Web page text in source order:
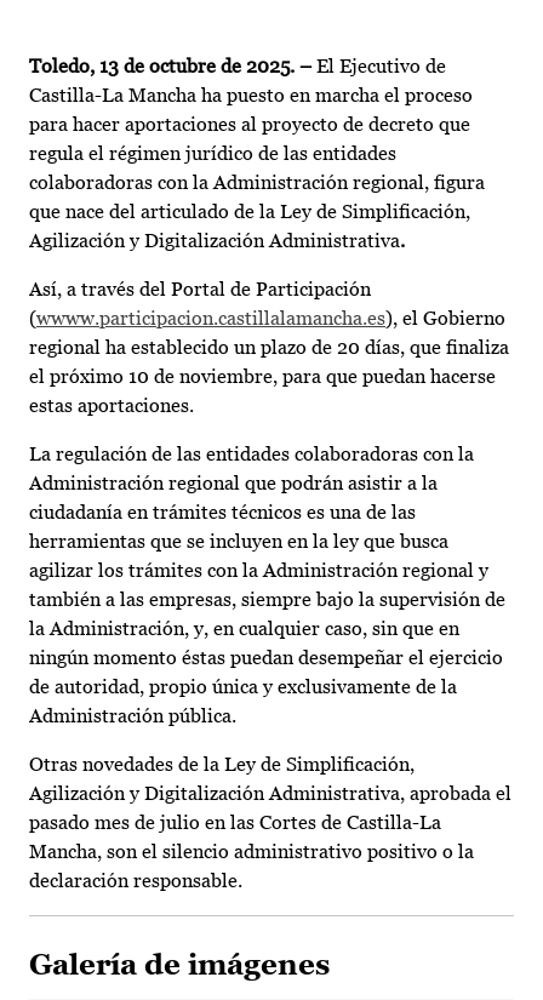
Toledo, 13 de octubre de 2025. –El Ejecutivo de
Castilla-La Mancha ha puesto en marcha el proceso
para hacer aportaciones al proyecto de decreto que
regula el régimen jurídico de las entidades
colaboradoras con la Administración regional, figura
que nace del articulado de la Ley de Simplificación,
Agilización y Digitalización Administrativa.
Así, a través del Portal de Participación
(wwww.participacion.castillalamancha.es), el Gobierno
regional ha establecido un plazo de 20 días, que finaliza
el próximo 10 de noviembre, para que puedan hacerse
estas aportaciones.
La regulación de las entidades colaboradoras con la
Administración regional que podrán asistir a la
ciudadanía en trámites técnicos es una de las
herramientas que se incluyen en la ley que busca
agilizar los trámites con la Administración regional y
también a las empresas, siempre bajo la supervisión de
la Administración, y, en cualquier caso, sin que en
ningún momento éstas puedan desempeñar el ejercicio
de autoridad, propio única y exclusivamente de la
Administración pública.
Otras novedades de la Ley de Simplificación,
Agilización y Digitalización Administrativa, aprobada el
pasado mes de julio en las Cortes de Castilla-La
Mancha, son el silencio administrativo positivo o la
declaración responsable.
Galería de imágenes